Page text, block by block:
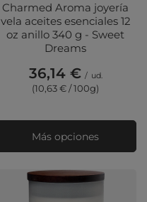
Charmed Aroma joyería
vela aceites esenciales 12
oz anillo 340 g - Sweet
Dreams
36,14 € / ud.
(10,63 € / 100g)
Más opciones